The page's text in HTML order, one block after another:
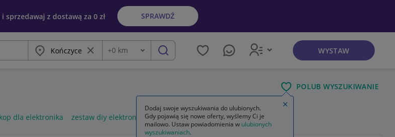
sprzedawaj z dostawą za 0 zł SPRAWDŹ
Miasto Wyczyść frazę
Odległość
+0 km szukaj WYSTAW
POLUB WYSZUKIWANIE
dla elektronika zestaw diy elektronika
Dodaj swoje wyszukiwania do ulubionych.
Gdy pojawią się nowe oferty, wyślemy Ci je
mailowo. Ustaw powiadomienia w ulubionych
wyszukiwaniach.
Zamknij wskazówkę